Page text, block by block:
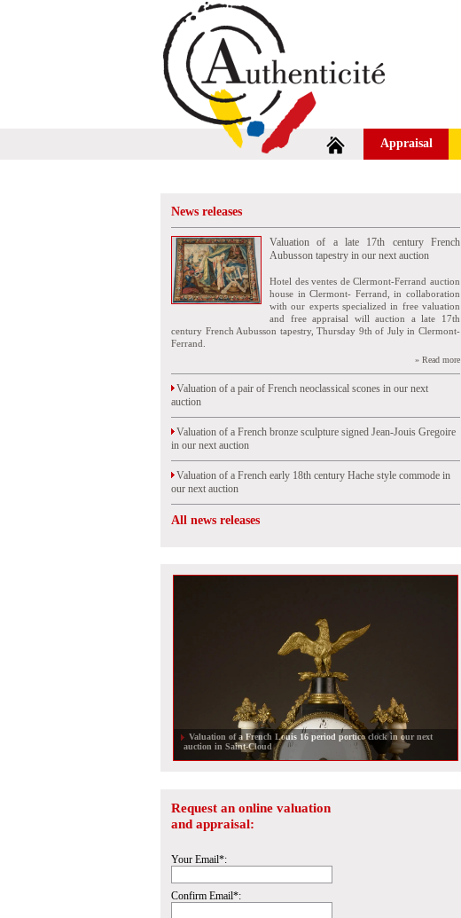
Appraisal
News releases
Valuation of a late 17th century French
Aubusson tapestry in our next auction
Hotel des ventes de Clermont-Ferrand auction
house in Clermont- Ferrand, in collaboration
with our experts specialized in free valuation
and free appraisal will auction a late 17th
century French Aubusson tapestry, Thursday 9th of July in Clermont-
Ferrand.
» Read more
Valuation of a pair of French neoclassical scones in our next
auction
Valuation of a French bronze sculpture signed Jean-Jouis Gregoire
in our next auction
Valuation of a French early 18th century Hache style commode in
our next auction
All news releases
Valuation of a set of late 18th century Italian armchairs in our next
auction
Request an online valuation
and appraisal:
Your Email*:
Confirm Email*: